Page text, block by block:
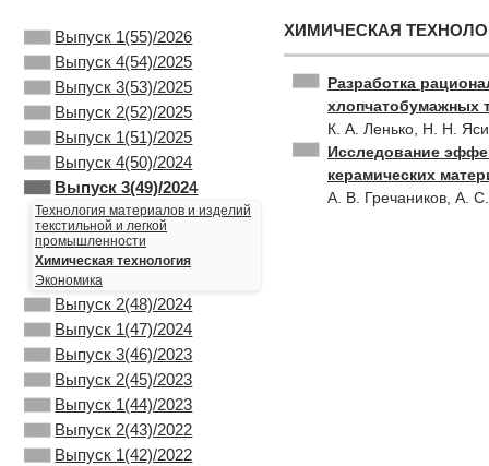
Выпуск 1(55)/2026
Выпуск 4(54)/2025
Выпуск 3(53)/2025
Выпуск 2(52)/2025
Выпуск 1(51)/2025
Выпуск 4(50)/2024
Выпуск 3(49)/2024
Технология материалов и изделий
текстильной и легкой
промышленности
Химическая технология
Экономика
Выпуск 2(48)/2024
Выпуск 1(47)/2024
Выпуск 3(46)/2023
Выпуск 2(45)/2023
Выпуск 1(44)/2023
Выпуск 2(43)/2022
Выпуск 1(42)/2022
ХИМИЧЕСКАЯ
Разработка
хлопчатобумажных
К. А. Ленько, Н. Н.
Исследование
керамических
А. В. Гречаников, А.